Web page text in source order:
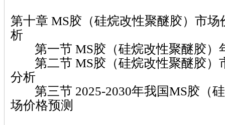
第十章 MS胶（硅烷改性聚醚胶）市
析
第一节 MS胶（硅烷改性聚醚胶）
第二节 MS胶（硅烷改性聚醚胶）
分析
第三节 2025-2030年我国MS胶（
场价格预测